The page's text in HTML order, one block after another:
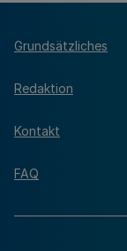
Grundsätzliches
Redaktion
Kontakt
FAQ